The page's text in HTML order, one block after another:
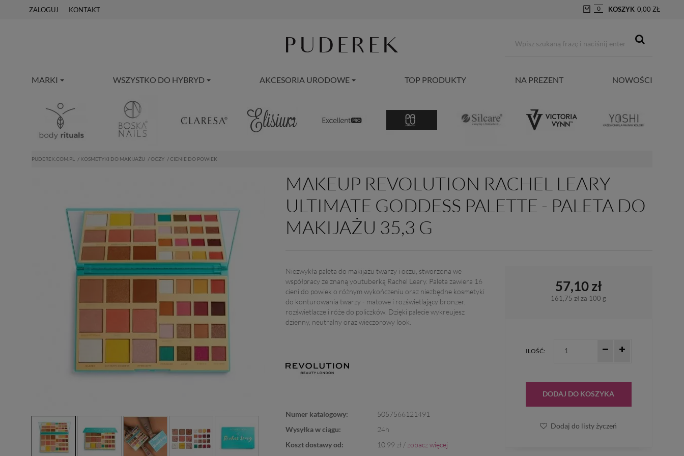
ZALOGUJ KONTAKT 0 KOSZYK 0,00 ZŁ
MARKI WSZYSTKO DO HYBRYD AKCESORIA URODOWE TOP PRODUKTY NA PREZENT NOWOŚCI
PUDEREK.COM.PL KOSMETYKI DO MAKIJAŻU OCZY CIENIE DO POWIEK
MAKEUP REVOLUTION RACHEL LEARY
ULTIMATE GODDESS PALETTE - PALETA DO
MAKIJAŻU 35,3 G
Niezwykła paleta do makijażu twarzy i oczu, stworzona we
współpracy ze znaną youtuberką Rachel Leary. Paleta zawiera 16
cieni do powiek o różnym wykończeniu oraz niezbędne kosmetyki
do konturowania twarzy - matowe i rozświetlający bronzer,
rozświetlacze i róże do policzków. Dzięki palecie wykreujesz
dzienny, neutralny oraz wieczorowy look.
Numer katalogowy:
5057566121491
Wysyłka w ciągu:
24h
Koszt dostawy od:
10.99 zł /zobacz więcej
57,10 zł
161,75 zł za 100 g
ILOŚĆ:
DODAJ DO KOSZYKA
Dodaj do listy życzeń